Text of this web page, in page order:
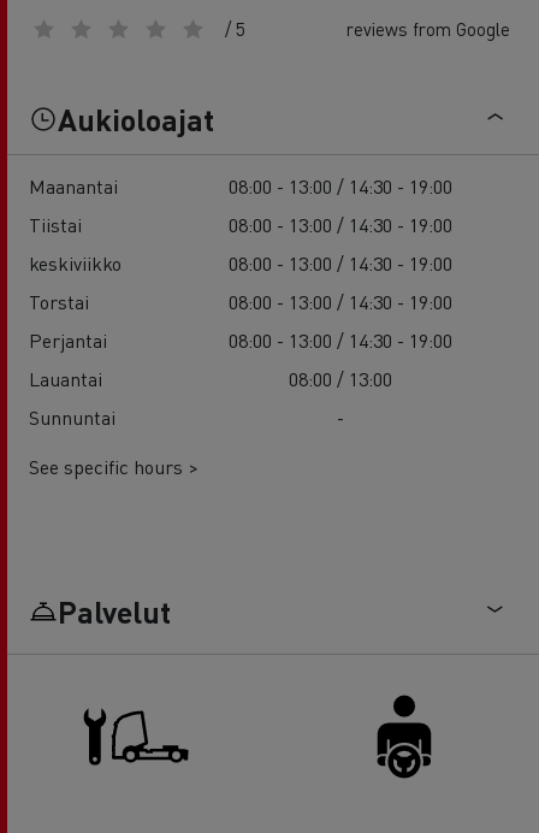
/ 5 reviews from Google
Aukioloajat
Maanantai
08:00 - 13:00 / 14:30 - 19:00
Tiistai
08:00 - 13:00 / 14:30 - 19:00
keskiviikko
08:00 - 13:00 / 14:30 - 19:00
Torstai
08:00 - 13:00 / 14:30 - 19:00
Perjantai
08:00 - 13:00 / 14:30 - 19:00
Lauantai
08:00 / 13:00
Sunnuntai
-
See specific hours >
Palvelut